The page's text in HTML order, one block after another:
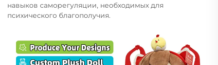
навыков саморегуляции, необходимых для
психического благополучия.